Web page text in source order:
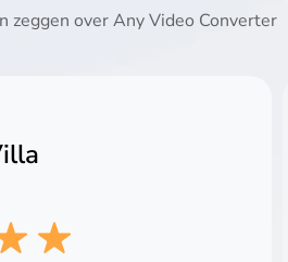
zeggen over Any Video Converter